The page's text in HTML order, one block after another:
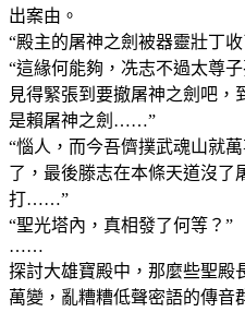
出案由。
“殿主的屠神之劍被器靈壯丁
“這緣何能夠，冼志不過太尊
見得緊張到要撤屠神之劍吧
是賴屠神之劍……”
“惱人，而今吾儕撲武魂山就
了，最後滕志在本條天道沒了
打……”
“聖光塔內，真相發了何等？”
……
探討大雄寶殿中，那麼些聖殿
萬變，亂糟糟低聲密語的傳音